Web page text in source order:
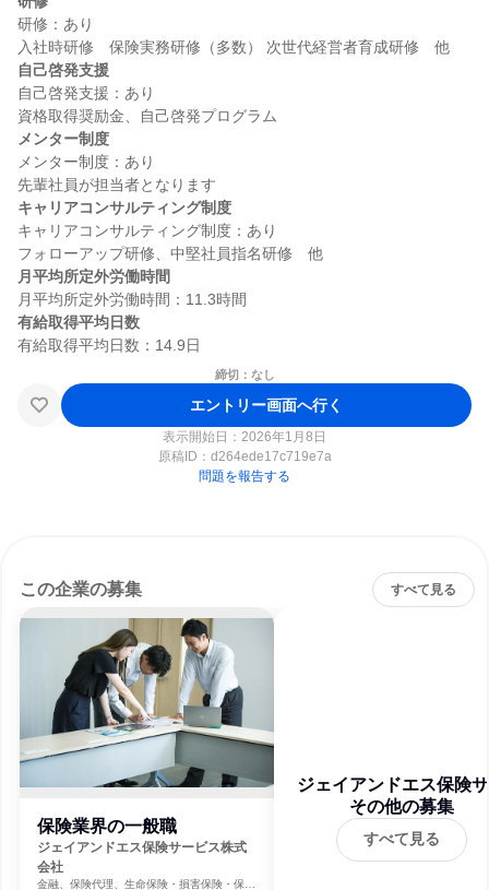
研修：あり
自己啓発支援
自己啓発支援：あり
メンター制度
メンター制度：あり
キャリアコンサルティング制度
キャリアコンサルティング制度：あり
月平均所定外労働時間
有給取得平均日数
締切：なし
エントリー画面へ行く
表示開始日：2026年1月8日
原稿ID： d264ede17c719e7a
問題を報告する
この企業の募集 すべて見る
保険業界の一般職
ジェイアンドエス保険サービス株式
会社
金融、保険代理、生命保険・損害保険・保険
ジェイアンドエス保険
ビス株式会社
その他の募集
すべて見る